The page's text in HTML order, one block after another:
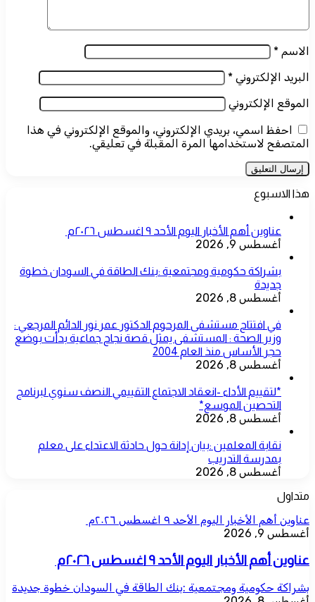
الاسم *
البريد الإلكتروني *
الموقع الإلكتروني
احفظ اسمي، بريدي الإلكتروني، والموقع الإلكتروني في هذا
المتصفح لاستخدامها المرة المقبلة في تعليقي.
هذا الاسبوع
عناوين أهم الأخبار اليوم الأحد ٩ اغسطس ٢٠٢٦م ​
أغسطس 9, 2026
بشراكة حكومية ومجتمعية :بنك الطاقة في السودان خطوة
جديدة
أغسطس 8, 2026
في افتتاح مستشفى المرحوم الدكتور عمر نور الدائم المرجعي :
وزير الصحة : المستشفى يمثل قصة نجاح جماعية بدأت بوضع
حجر الأساس منذ العام 2004
أغسطس 8, 2026
*لتقييم الأداء -انعقاد الاجتماع التقييمي النصف سنوي لبرنامج
التحصين الموسع*
أغسطس 8, 2026
نقابة المعلمين :بيان إدانة حول حادثة الاعتداء على معلم
بمدرسة التدريب
أغسطس 8, 2026
متداول
عناوين أهم الأخبار اليوم الأحد ٩ اغسطس ٢٠٢٦م ​
أغسطس 9, 2026
عناوين أهم الأخبار اليوم الأحد ٩ اغسطس ٢٠٢٦م ​
بشراكة حكومية ومجتمعية :بنك الطاقة في السودان خطوة جديدة